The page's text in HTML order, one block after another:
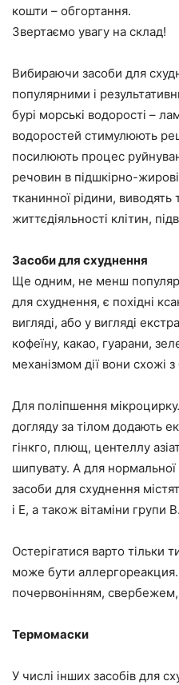
кошти – обгортання.
Звертаємо увагу на склад!
Вибираючи засоби для
популярними і
бурі морські водорості –
водоростей стимулюють
посилюють процес
речовин в підшкірно-
тканинної рідини, виводять
життєдіяльності клітин,
Засоби для схуднення
Ще одним, не менш
для схуднення, є похідні
вигляді, або у вигляді
кофеїну, какао, гуарани,
механізмом дії вони схожі
Для поліпшення
догляду за тілом додають
гінкго, плющ, центеллу
шипувату. А для нормальної
засоби для схуднення
і Е, а також вітаміни групи В.
Остерігатися варто тільки
може бути
почервонінням,
Термомаски
У числі інших засобів для